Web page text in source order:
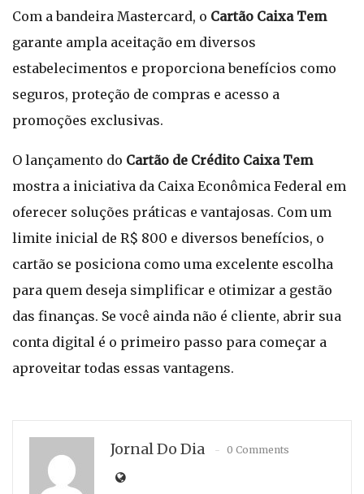
Com a bandeira Mastercard, o Cartão Caixa Tem
garante ampla aceitação em diversos
estabelecimentos e proporciona benefícios como
seguros, proteção de compras e acesso a
promoções exclusivas.
O lançamento do Cartão de Crédito Caixa Tem
mostra a iniciativa da Caixa Econômica Federal em
oferecer soluções práticas e vantajosas. Com um
limite inicial de R$ 800 e diversos benefícios, o
cartão se posiciona como uma excelente escolha
para quem deseja simplificar e otimizar a gestão
das finanças. Se você ainda não é cliente, abrir sua
conta digital é o primeiro passo para começar a
aproveitar todas essas vantagens.
Jornal Do Dia 0 Comments